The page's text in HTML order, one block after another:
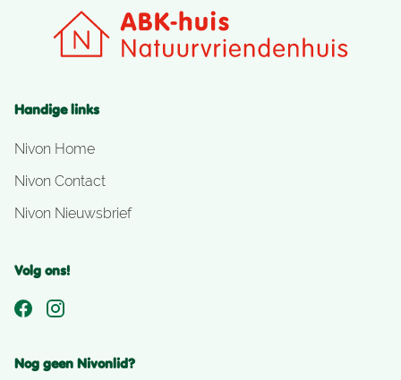
Handige links
Nivon Home
Nivon Contact
Nivon Nieuwsbrief
Volg ons!
Nog geen Nivonlid?